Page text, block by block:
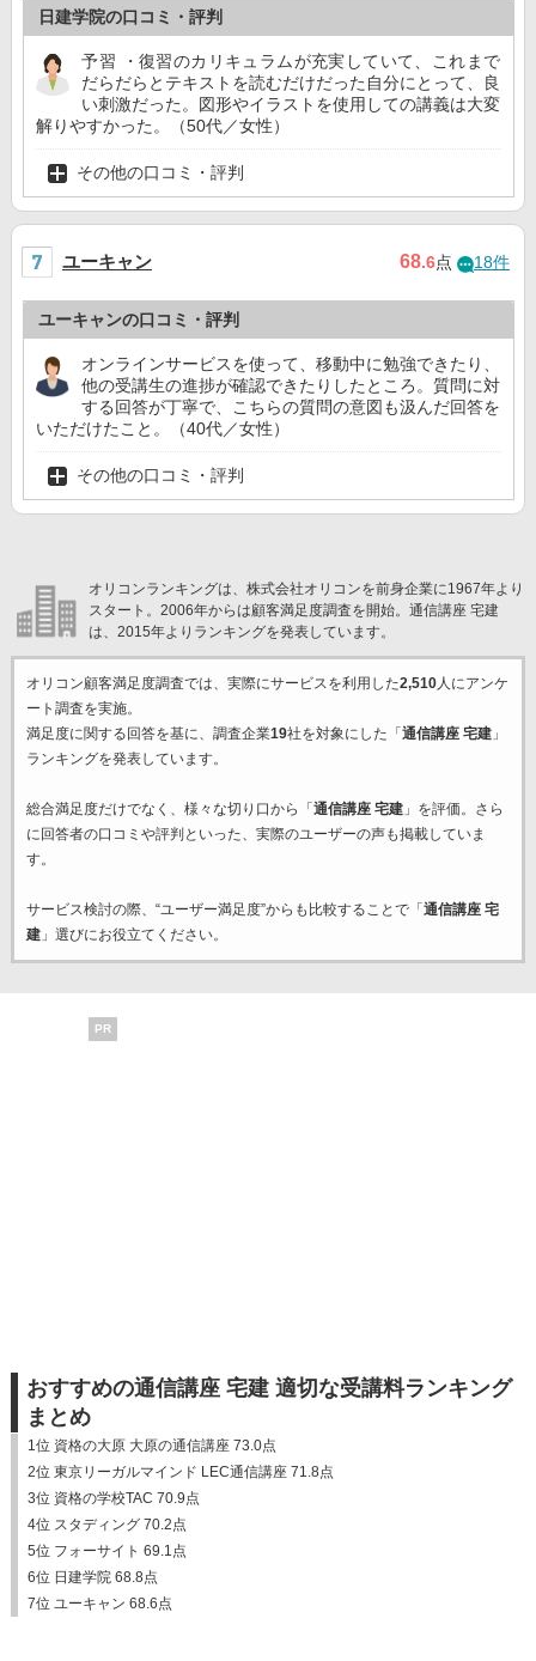
日建学院の口コミ・評判
予習 ・復習のカリキュラムが充実していて、これまで
だらだらとテキストを読むだけだった自分にとって、良
い刺激だった。図形やイラストを使用しての講義は大変
解りやすかった。（50代／女性）
その他の口コミ・評判
ユーキャン 68.6点 18件
ユーキャンの口コミ・評判
オンラインサービスを使って、移動中に勉強できたり、
他の受講生の進捗が確認できたりしたところ。質問に対
する回答が丁寧で、こちらの質問の意図も汲んだ回答を
いただけたこと。（40代／女性）
その他の口コミ・評判
オリコンランキングは、株式会社オリコンを前身企業に1967年より
スタート。2006年からは顧客満足度調査を開始。通信講座 宅建
は、2015年よりランキングを発表しています。
オリコン顧客満足度調査では、実際にサービスを利用した2,510人にアンケ
ート調査を実施。
満足度に関する回答を基に、調査企業19社を対象にした「 通信講座 宅建」
ランキングを発表しています。
総合満足度だけでなく、様々な切り口から「 通信講座 宅建」を評価。さら
に回答者の口コミや評判といった、実際のユーザーの声も掲載していま
す。
サービス検討の際、“ユーザー満足度”からも比較することで「 通信講座 宅
建」選びにお役立てください。
PR
おすすめの通信講座 宅建 適切な受講料ランキング
まとめ
1位 資格の大原 大原の通信講座 73.0点
2位 東京リーガルマインド LEC通信講座 71.8点
3位 資格の学校TAC 70.9点
4位 スタディング 70.2点
5位 フォーサイト 69.1点
6位 日建学院 68.8点
7位 ユーキャン 68.6点